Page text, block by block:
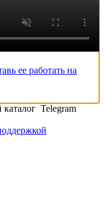
ее работать на
Telegram